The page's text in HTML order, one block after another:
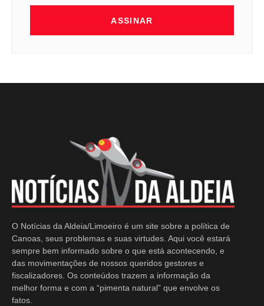
ASSINAR
O Notícias da Aldeia/Limoeiro é um site sobre a política de
Canoas, seus problemas e suas virtudes. Aqui você estará
sempre bem informado sobre o que está acontecendo, e
das movimentações de nossos queridos gestores e
fiscalizadores. Os conteúdos trazem a informação da
melhor forma e com a “pimenta natural” que envolve os
fatos.